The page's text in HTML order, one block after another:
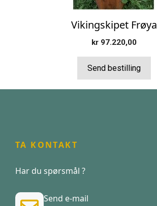
Vikingskipet Frøya
kr97.220,00
Send bestilling
TA KONTAKT
Har du spørsmål ?
Send e-mail